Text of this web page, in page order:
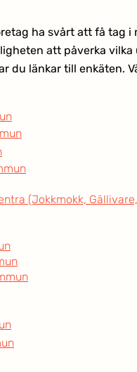
ha svårt att få tag
att påverka
du länkar till enkäten.
(Jokkmokk,